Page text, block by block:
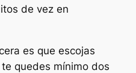
de vez en
es que escojas
quedes mínimo dos